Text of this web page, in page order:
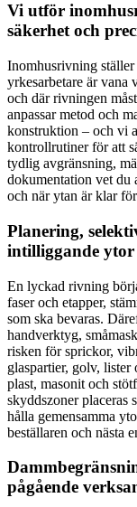
Vi utför
säkerhet och
Inomhusrivning
yrkesarbetare är vana
och där rivningen
anpassar metod och
konstruktion – och vi
kontrollrutiner för att
tydlig avgränsning,
dokumentation vet du
och när ytan är klar
Planering,
intilliggande ytor
En lyckad rivning
faser och etapper,
som ska bevaras.
handverktyg,
risken för sprickor,
glaspartier, golv,
plast, masonit och
skyddszoner placeras
hålla gemensamma
beställaren och nästa
pågående